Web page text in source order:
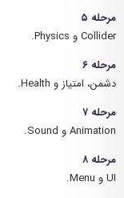
مرحله ۵
Collider و Physics.
مرحله ۶
دشمن، امتیاز و Health.
مرحله ۷
Animation و Sound.
مرحله ۸
UI و Menu.